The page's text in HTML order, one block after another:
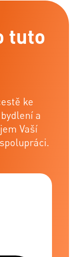
tuto
ke
a
Vaší